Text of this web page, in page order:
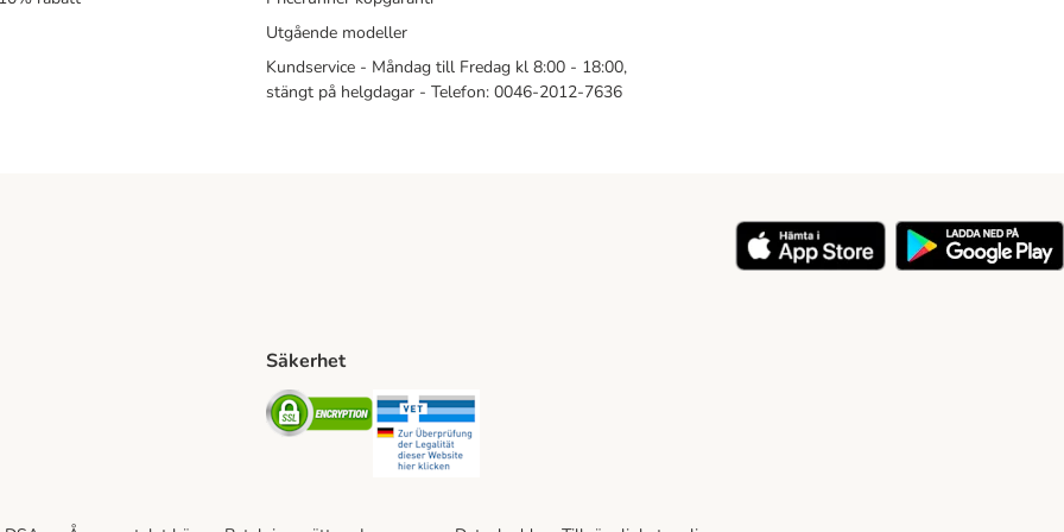
Utgående modeller
Kundservice - Måndag till Fredag kl 8:00 - 18:00,
stängt på helgdagar - Telefon: 0046-2012-7636
Method
Säkerhet
Security